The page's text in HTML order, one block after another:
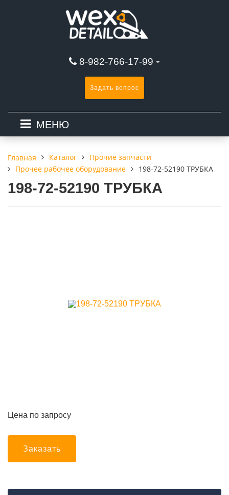
8-982-766-17-99
Задать вопрос
МЕНЮ
Главная Каталог
Прочие запчасти
Прочее рабочее оборудование
198-72-52190 ТРУБКА
198-72-52190 ТРУБКА
Цена по запросу
Заказать